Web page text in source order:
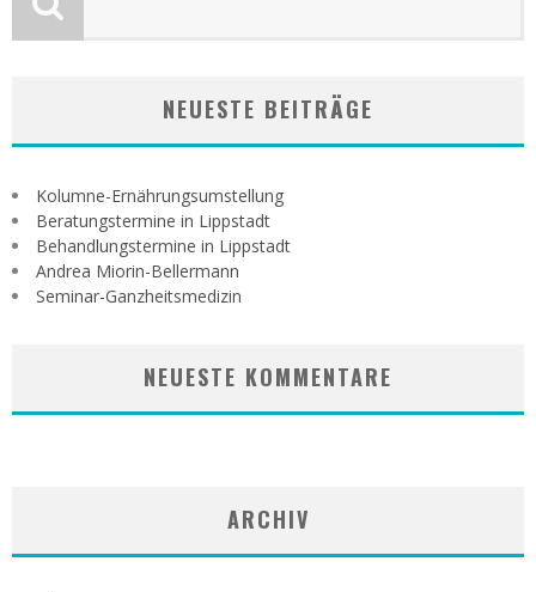
NEUESTE BEITRÄGE
Kolumne-Ernährungsumstellung
Beratungstermine in Lippstadt
Behandlungstermine in Lippstadt
Andrea Miorin-Bellermann
Seminar-Ganzheitsmedizin
NEUESTE KOMMENTARE
ARCHIV